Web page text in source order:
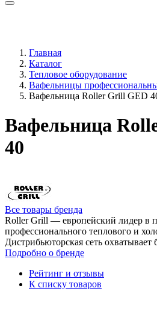
Главная
Каталог
Тепловое оборудование
Вафельницы
Вафельница Roller Grill GED
Вафельница
40
Все товары бренда
Roller Grill — европейский лидер в
профессионального теплового и
Дистрибьюторская сеть охватывает
Подробно о бренде
Рейтинг и отзывы
К списку товаров